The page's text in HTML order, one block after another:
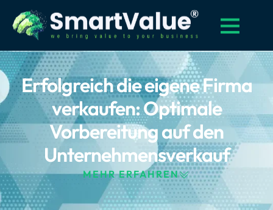
Erfolgreich die eigene Firma
verkaufen: Optimale
Vorbereitung auf den
Unternehmensverkauf
MEHR ERFAHREN